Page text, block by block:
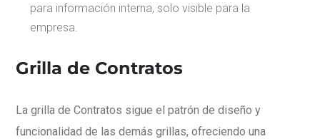
para información interna, solo visible para la
empresa.
Grilla de Contratos
La grilla de Contratos sigue el patrón de diseño y
funcionalidad de las demás grillas, ofreciendo una